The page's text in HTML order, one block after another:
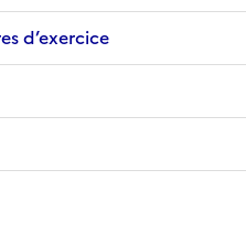
d’exercice